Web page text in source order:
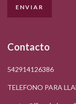
Contacto
542914126386
TELEFONO PARA